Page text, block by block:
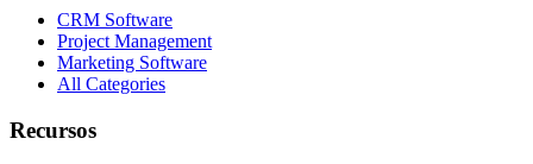
CRM Software
Project Management
Marketing Software
All Categories
Recursos